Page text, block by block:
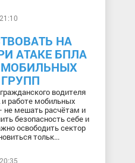
НА
АТАКЕ БПЛА
МОБИЛЬНЫХ
водителя
работе мобильных
не мешать расчётам и
безопасность себе и
освободить сектор
тольк...